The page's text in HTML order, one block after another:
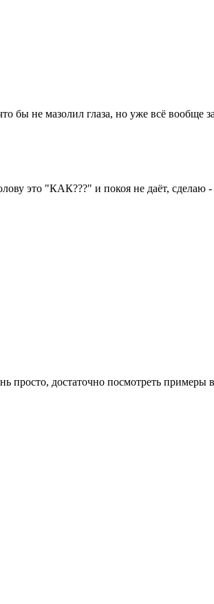
бы не мазолил глаза, но уже всё вообще
это "КАК???" и покоя не даёт, сделаю
просто, достаточно посмотреть примеры